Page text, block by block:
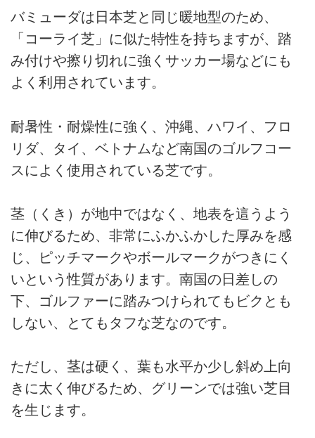
バミューダは日本芝と同じ暖地型のため、
「コーライ芝」に似た特性を持ちますが、踏
み付けや擦り切れに強くサッカー場などにも
よく利用されています。
耐暑性・耐燥性に強く、沖縄、ハワイ、フロ
リダ、タイ、ベトナムなど南国のゴルフコー
スによく使用されている芝です。
茎（くき）が地中ではなく、地表を這うよう
に伸びるため、非常にふかふかした厚みを感
じ、ピッチマークやボールマークがつきにく
いという性質があります。南国の日差しの
下、ゴルファーに踏みつけられてもビクとも
しない、とてもタフな芝なのです。
ただし、茎は硬く、葉も水平か少し斜め上向
きに太く伸びるため、グリーンでは強い芝目
を生じます。